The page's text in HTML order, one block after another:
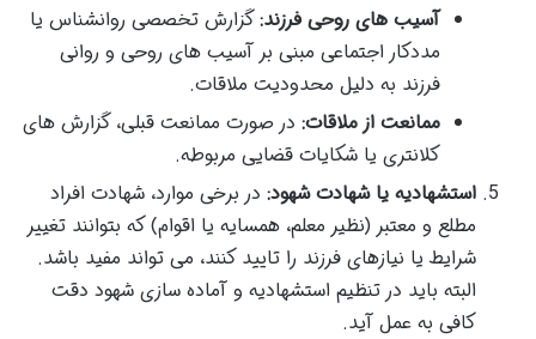
آسیب های روحی فرزند:گزارش تخصصی روانشناس یا
مددکار اجتماعی مبنی بر آسیب های روحی و روانی
فرزند به دلیل محدودیت ملاقات.
ممانعت از ملاقات: در صورت ممانعت قبلی، گزارش های
کلانتری یا شکایات قضایی مربوطه.
استشهادیه یا شهادت شهود: در برخی موارد، شهادت افراد
مطلع و معتبر (نظیر معلم، همسایه یا اقوام) که بتوانند تغییر
شرایط یا نیازهای فرزند را تایید کنند، می تواند مفید باشد.
البته باید در تنظیم استشهادیه و آماده سازی شهود دقت
کافی به عمل آید.